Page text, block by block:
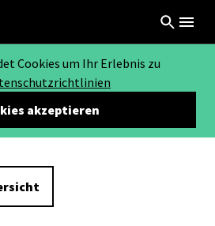
Cookies um Ihr Erlebnis zu
akzeptieren